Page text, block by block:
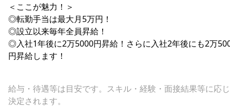
＜ここが魅力！＞
◎転勤手当は最大月5万円！
◎設立以来毎年全員昇給！
◎入社1年後に2万5000円昇給！さらに入社2年後にも2万
円昇給します！
給与・待遇等は目安です。スキル・経験・面接結果等に応
決定されます。